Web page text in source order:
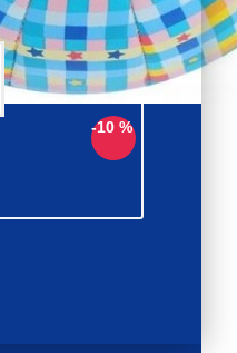
-10 %